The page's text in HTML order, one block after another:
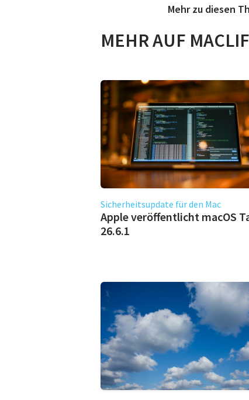
Mehr zu diesen
MEHR AUF
Sicherheitsupdate für den Mac
Apple veröffentlicht macOS
26.6.1